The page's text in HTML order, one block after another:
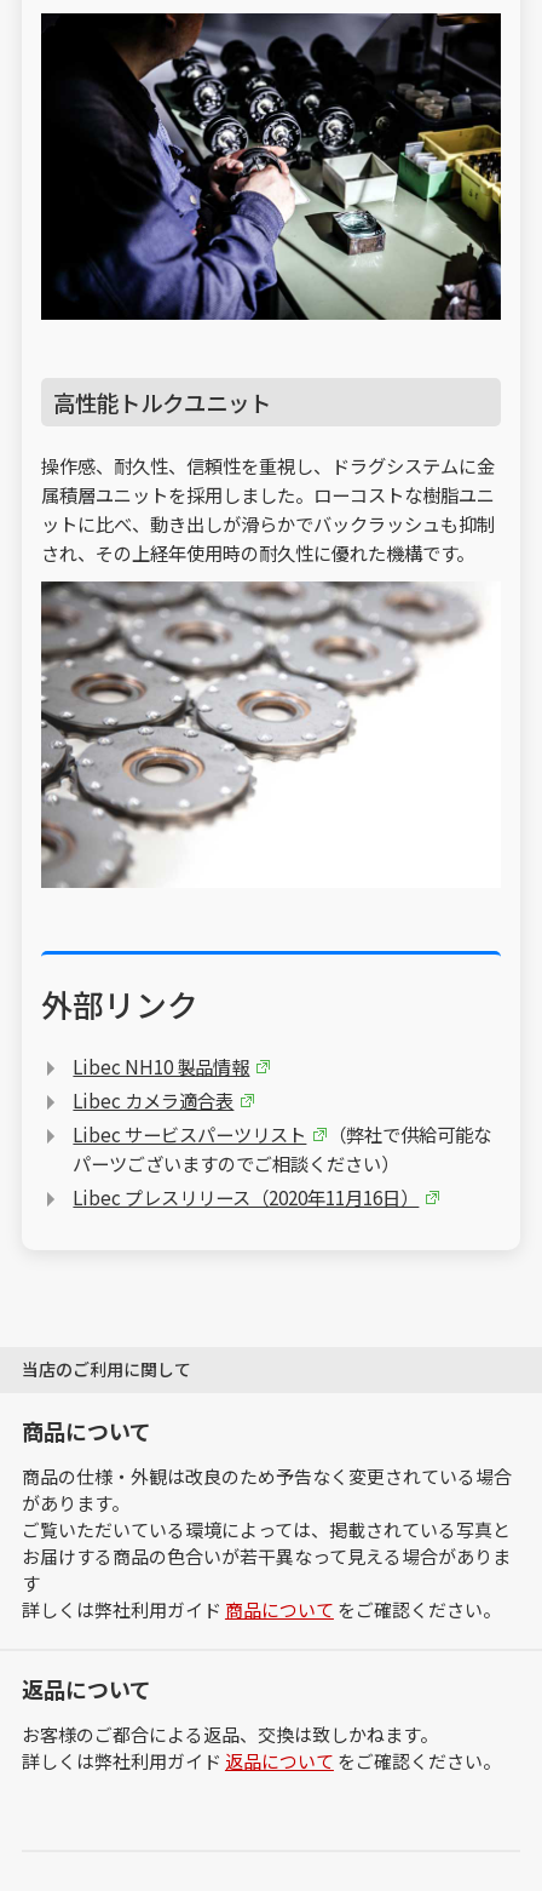
高性能トルクユニット
操作感、耐久性、信頼性を重視し、ドラグシステムに金
属積層ユニットを採用しました。ローコストな樹脂ユニ
ットに比べ、動き出しが滑らかでバックラッシュも抑制
され、その上経年使用時の耐久性に優れた機構です。
外部リンク
Libec NH10 製品情報
Libec カメラ適合表
Libec サービスパーツリスト
（弊社で供給可能な
パーツございますのでご相談ください）
Libec プレスリリース（2020年11月16日）
当店のご利用に関して
商品について
商品の仕様・外観は改良のため予告なく変更されている場合
があります。
ご覧いただいている環境によっては、掲載されている写真と
お届けする商品の色合いが若干異なって見える場合がありま
す
詳しくは弊社利用ガイド 商品について をご確認ください。
返品について
お客様のご都合による返品、交換は致しかねます。
詳しくは弊社利用ガイド 返品について をご確認ください。